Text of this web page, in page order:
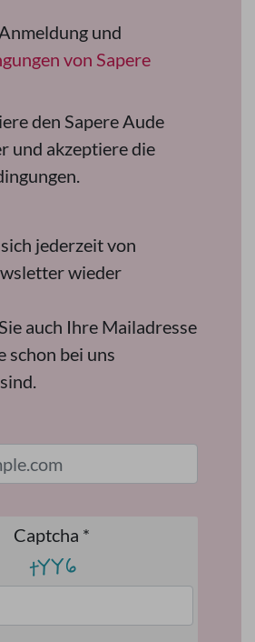
und
von Sapere
den Sapere Aude
und akzeptiere die
jederzeit von
wieder
auch Ihre Mailadresse
schon bei uns
Captcha *